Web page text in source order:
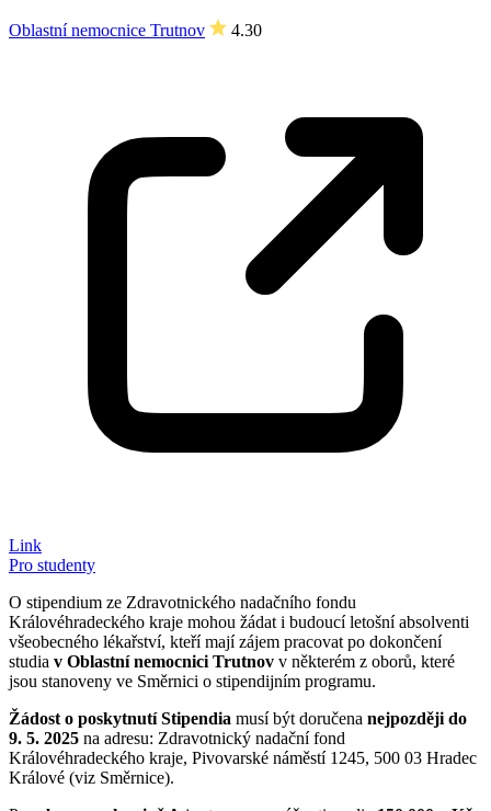
Oblastní nemocnice Trutnov 4.30
Link
Pro studenty
O stipendium ze Zdravotnického nadačního fondu
Královéhradeckého kraje mohou žádat i budoucí letošní absolventi
všeobecného lékařství, kteří mají zájem pracovat po dokončení
studia v Oblastní nemocnici Trutnov v některém z oborů, které
jsou stanoveny ve Směrnici o stipendijním programu.
Žádost o poskytnutí Stipendia musí být doručena nejpozději do
9. 5. 2025 na adresu: Zdravotnický nadační fond
Královéhradeckého kraje, Pivovarské náměstí 1245, 500 03 Hradec
Králové (viz Směrnice).